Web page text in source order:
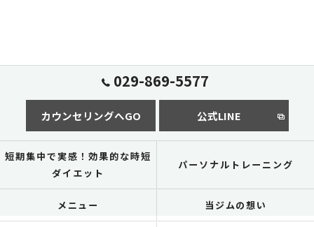
029-869-5577
カウンセリングへGO 公式LINE
短期集中で実感！効果的な時短
ダイエット
パーソナルトレーニング
メニュー 当ジムの想い